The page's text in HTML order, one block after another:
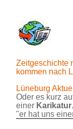
Zeitgeschichte
kommen nach
Lüneburg Aktuell
Oder es kurz
einer Karikatur
"er hat uns